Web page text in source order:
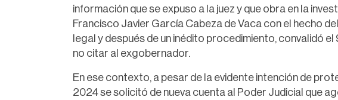
información que se expuso a la juez y que obra en la
Francisco Javier García Cabeza de Vaca con el hecho
legal y después de un inédito procedimiento, convalidó el
no citar al exgobernador.
En ese contexto, a pesar de la evidente intención de
2024 se solicitó de nueva cuenta al Poder Judicial que